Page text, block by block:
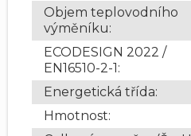
Objem teplovodního
výměníku:
ECODESIGN 2022 /
EN16510-2-1:
Energetická třída:
Hmotnost: